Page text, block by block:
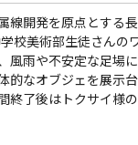
線開発を原点とする
校美術部生徒さんの
風雨や不安定な足場
的なオブジェを展示
終了後はトクサイ様